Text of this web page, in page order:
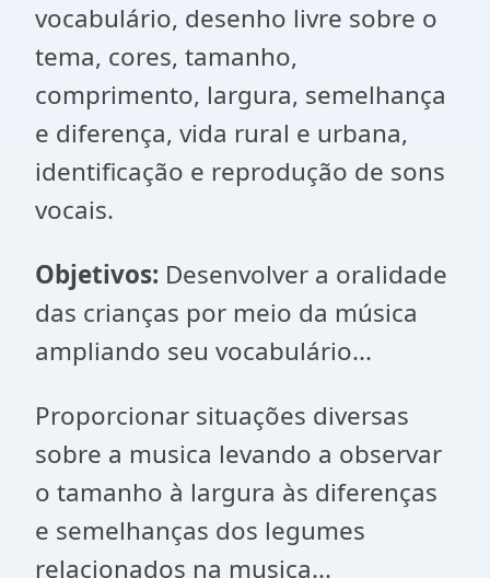
vocabulário, desenho livre sobre o
tema, cores, tamanho,
comprimento, largura, semelhança
e diferença, vida rural e urbana,
identificação e reprodução de sons
vocais.
Objetivos: Desenvolver a oralidade
das crianças por meio da música
ampliando seu vocabulário...
Proporcionar situações diversas
sobre a musica levando a observar
o tamanho à largura às diferenças
e semelhanças dos legumes
relacionados na musica...